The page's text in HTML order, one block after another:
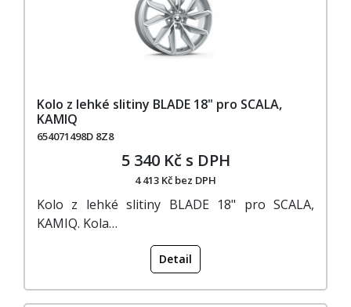
Kolo z lehké slitiny BLADE 18" pro SCALA,
KAMIQ
654071498D 8Z8
5 340 Kč s DPH
4 413 Kč bez DPH
Kolo z lehké slitiny BLADE 18" pro SCALA,
KAMIQ. Kola…
Detail